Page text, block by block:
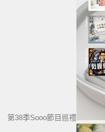
第38季Sooo節目巡禮